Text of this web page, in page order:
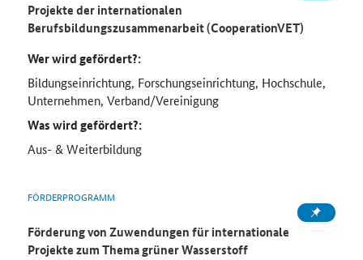
Projekte der internationalen
Berufsbildungszusammenarbeit (CooperationVET)
Wer wird gefördert?:
Bildungseinrichtung, Forschungseinrichtung, Hochschule,
Unternehmen, Verband/Vereinigung
Was wird gefördert?:
Aus- & Weiterbildung
FÖRDERPROGRAMM
Förderung von Zuwendungen für internationale
Projekte zum Thema grüner Wasserstoff